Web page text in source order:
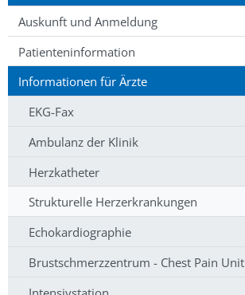
Auskunft und Anmeldung
Patienteninformation
Informationen für Ärzte
EKG-Fax
Ambulanz der Klinik
Herzkatheter
Strukturelle Herzerkrankungen
Echokardiographie
Brustschmerzzentrum - Chest Pain Unit